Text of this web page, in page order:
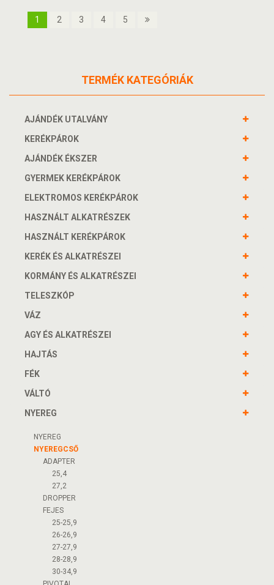
1 2 3 4 5
TERMÉK KATEGÓRIÁK
AJÁNDÉK UTALVÁNY
KERÉKPÁROK
AJÁNDÉK ÉKSZER
GYERMEK KERÉKPÁROK
ELEKTROMOS KERÉKPÁROK
HASZNÁLT ALKATRÉSZEK
HASZNÁLT KERÉKPÁROK
KERÉK ÉS ALKATRÉSZEI
KORMÁNY ÉS ALKATRÉSZEI
TELESZKÓP
VÁZ
AGY ÉS ALKATRÉSZEI
HAJTÁS
FÉK
VÁLTÓ
NYEREG
NYEREG
NYEREGCSŐ
ADAPTER
25,4
27,2
DROPPER
FEJES
25-25,9
26-26,9
27-27,9
28-28,9
30-34,9